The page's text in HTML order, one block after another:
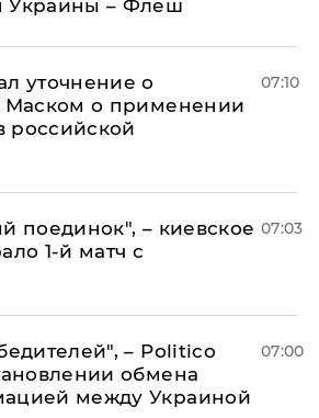
Украины – Флеш
уточнение о
Маском о применении
российской
07:10
поединок", – киевское
1-й матч с
07:03
– Politico
обмена
между Украиной
07:00